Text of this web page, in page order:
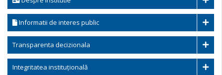
Informatii de interes public
Transparenta decizionala
Integritatea instituțională